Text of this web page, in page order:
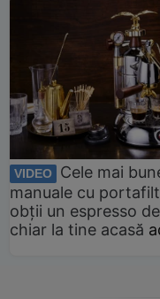
VIDEO
Cele mai
manuale cu
obții un espresso
chiar la tine acasă